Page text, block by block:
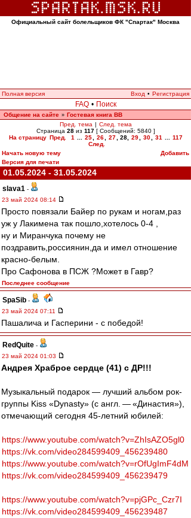
Официальный сайт болельщиков ФК "Спартак" Москва
Полная версия Вход • Регистрация
FAQ • Поиск
Общение на сайте » Гостевая книга ВВ
Пред. тема | След. тема
Страница 28из 117[ Сообщений: 5840 ]
На страницу Пред. 1 25 26 27 28, 29 30 31
117
След.
Начать новую тему
Добавить
Версия для печати
01.05.2024 - 31.05.2024
slava1 -
23 май 2024 08:14
Просто повязали Байер по рукам и ногам,раз
уж у Лакимена так пошло,хотелось 0-4 ,
ну и Миранчука почему не
поздравить,россиянин,да и имел отношение
красно-белым.
Про Сафонова в ПСЖ ?Может в Гавр?
Последнее сообщение
SpaSib -
23 май 2024 07:11
Пашалича и Гасперини - с победой!
RedQuite -
23 май 2024 01:03
Андрея Храброе сердце (41) с ДР!!!
Музыкальный подарок — лучший альбом рок-
группы Kiss «Dynasty» (с англ. — «Династия»),
отмечающий сегодня 45-летний юбилей:
https://www.youtube.com/watch?v=ZhIsAZO5gl0
https://vk.com/video284599409_456239480
https://www.youtube.com/watch?v=rOfUgImF4dM
https://vk.com/video284599409_456239479
https://www.youtube.com/watch?v=pjGPc_Czr7I
https://vk.com/video284599409_456239487